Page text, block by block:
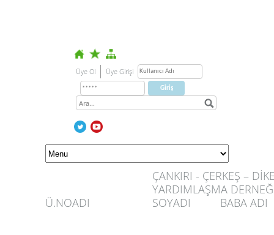
Üye Ol Üye Girişi
ÇANKIRI - ÇERKEŞ –
YARDIMLAŞMA
Ü.NOADI SOYADI BABA ADI